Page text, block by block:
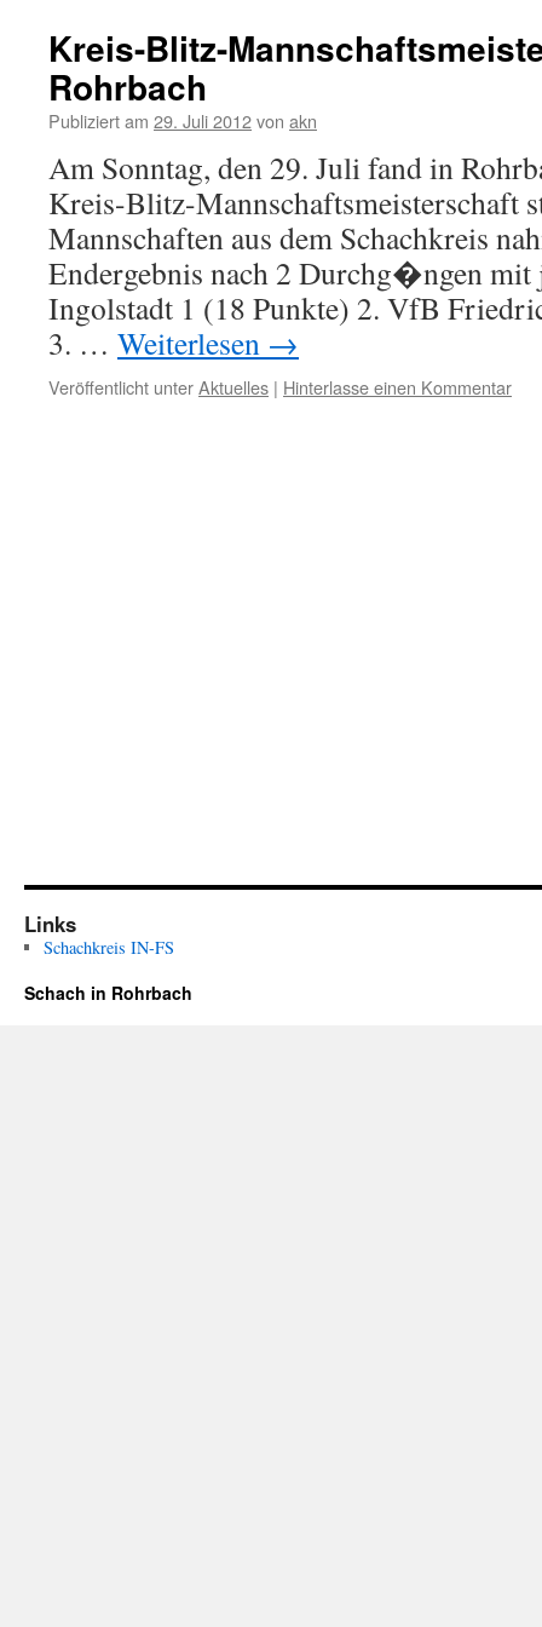
Kreis-Blitz-
Rohrbach
Publiziert am 29. Juli 2012von akn
Am Sonntag, den 29. Juli fand in
Kreis-Blitz-Mannschaftsmeisterschaft
Mannschaften aus dem Schachkreis
Endergebnis nach 2 Durchg�ngen mit
Ingolstadt 1 (18 Punkte) 2. VfB
3. … Weiterlesen →
Veröffentlicht unterAktuelles | Hinterlasse einen Kommentar
Links
Schachkreis IN-FS
Schach in Rohrbach